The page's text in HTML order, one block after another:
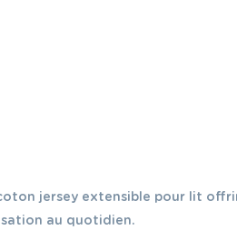
jersey extensible pour lit
au quotidien.